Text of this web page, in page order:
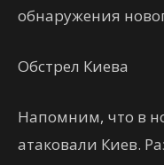
обнаружения
Обстрел Киева
Напомним, что в
атаковали Киев.